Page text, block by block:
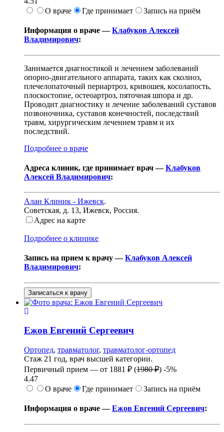
О враче
Где принимает Запись на приём
Информация о враче —Клабуков Алексей
Владимирович:
Занимается диагностикой и лечением заболеваний
опорно-двигательного аппарата, таких как сколиоз,
плечелопаточный периартроз, кривошея, косолапость,
плоскостопие, остеоартроз, пяточная шпора и др.
Проводит диагностику и лечение заболеваний суставов
позвоночника, суставов конечностей, последствий
травм, хирургическим лечением травм и их
последствий.
Подробнее о враче
Адреса клиник, где принимает врач —Клабуков
Алексей Владимирович:
Алан Клиник - Ижевск.
Советская, д. 13, Ижевск, Россия.
Адрес на карте
Подробнее о клинике
Запись на прием к врачу —Клабуков Алексей
Владимирович:
Записаться к врачу
Ежов Евгений Сергеевич
Ортопед, травматолог, травматолог-ортопед
Стаж 21 год, врач высшей категории.
Первичный прием — от 1881 ₽ (1980 ₽) -5%
4.47
О враче
Где принимает Запись на приём
Информация о враче —Ежов Евгений Сергеевич: